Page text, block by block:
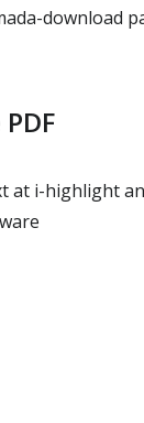
download
at i-highlight